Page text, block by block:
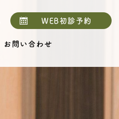
WEB初診予約
お問い合わせ